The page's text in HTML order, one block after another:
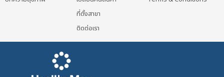
ที่ตั้งสาขา
ติดต่อเรา